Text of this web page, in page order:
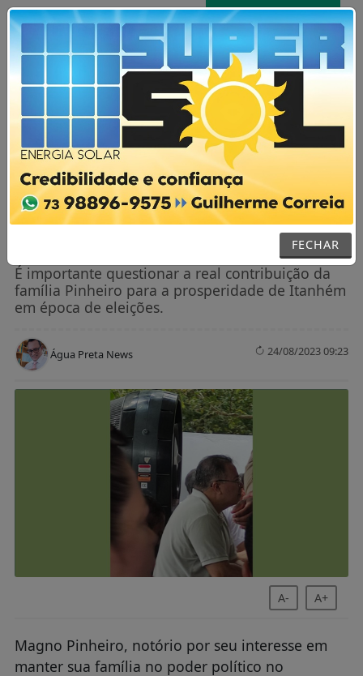
AGORA AO VIVO
MENU
FECHAR
NOTÍCIAS / POLÍTICA
Ávido por retornar ao controle da
“vaquinha” Magno Pinheiro tenta
É importante questionar a real contribuição da
família Pinheiro para a prosperidade de Itanhém
em época de eleições.
Água Preta News 24/08/2023 09:23
A- A+
Magno Pinheiro, notório por seu interesse em
manter sua família no poder político no